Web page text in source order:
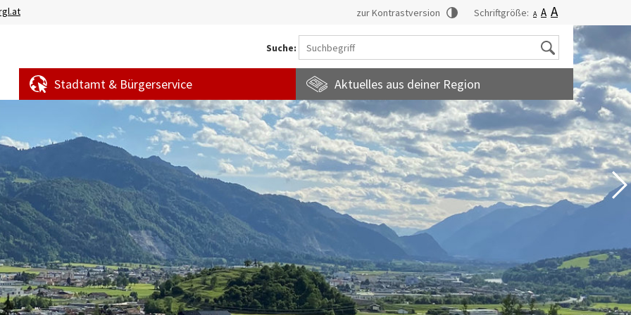
zur Kontrastversion Schriftgröße: A A A
Suche: Suche
Stadtamt & Bürgerservice Aktuelles aus deiner Region
Amtstafel
Veranstaltungen
Bürgermeldungen
Stadtmagazin
familienfreundlichegemeinde
Europainformationen